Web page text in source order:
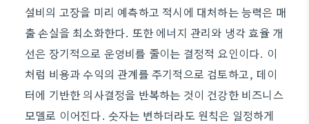
설비의 고장을 미리 예측하고 적시에 대처하는 능력은 매
출 손실을 최소화한다. 또한 에너지 관리와 냉각 효율 개
선은 장기적으로 운영비를 줄이는 결정적 요인이다. 이
처럼 비용과 수익의 관계를 주기적으로 검토하고, 데이
터에 기반한 의사결정을 반복하는 것이 건강한 비즈니스
모델로 이어진다. 숫자는 변하더라도 원칙은 일정하게